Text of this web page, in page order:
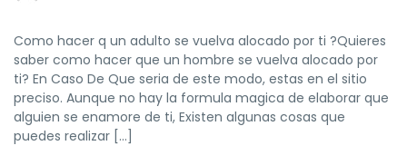
Como hacer q un adulto se vuelva alocado por ti ?Quieres
saber como hacer que un hombre se vuelva alocado por
ti? En Caso De Que seri­a de este modo, estas en el sitio
preciso. Aunque no hay la formula magica de elaborar que
alguien se enamore de ti, Existen algunas cosas que
puedes realizar […]